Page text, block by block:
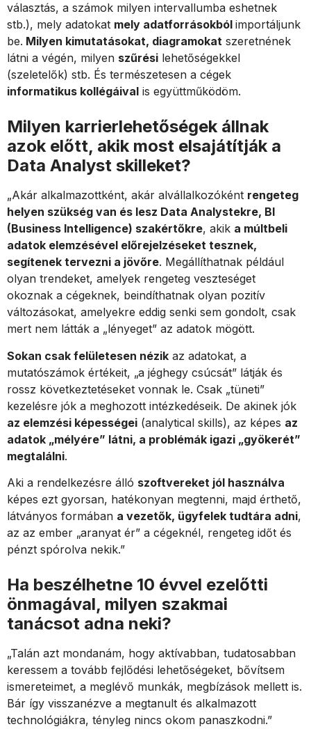
választás, a számok milyen intervallumba eshetnek
stb.), mely adatokat mely adatforrásokból importáljunk
be. Milyen kimutatásokat, diagramokat szeretnének
látni a végén, milyen szűrési lehetőségekkel
(szeletelők) stb. És természetesen a cégek
informatikus kollégáival is együttműködöm.
Milyen karrierlehetőségek állnak
azok előtt, akik most elsajátítják a
Data Analyst skilleket?
„Akár alkalmazottként, akár alvállalkozóként rengeteg
helyen szükség van és lesz Data Analystekre, BI
(Business Intelligence) szakértőkre, akik a múltbeli
adatok elemzésével előrejelzéseket tesznek,
segítenek tervezni a jövőre. Megállíthatnak például
olyan trendeket, amelyek rengeteg veszteséget
okoznak a cégeknek, beindíthatnak olyan pozitív
változásokat, amelyekre eddig senki sem gondolt, csak
mert nem látták a „lényeget” az adatok mögött.
Sokan csak felületesen nézik az adatokat, a
mutatószámok értékeit, „a jéghegy csúcsát” látják és
rossz következtetéseket vonnak le. Csak „tüneti”
kezelésre jók a meghozott intézkedéseik. De akinek jók
az elemzési képességei (analytical skills), az képes az
adatok „mélyére” látni, a problémák igazi „gyökerét”
megtalálni.
Aki a rendelkezésre álló szoftvereket jól használva
képes ezt gyorsan, hatékonyan megtenni, majd érthető,
látványos formában a vezetők, ügyfelek tudtára adni,
az az ember „aranyat ér” a cégeknél, rengeteg időt és
pénzt spórolva nekik.”
Ha beszélhetne 10 évvel ezelőtti
önmagával, milyen szakmai
tanácsot adna neki?
„Talán azt mondanám, hogy aktívabban, tudatosabban
keressem a tovább fejlődési lehetőségeket, bővítsem
ismereteimet, a meglévő munkák, megbízások mellett is.
Bár így visszanézve a megtanult és alkalmazott
technológiákra, tényleg nincs okom panaszkodni.”